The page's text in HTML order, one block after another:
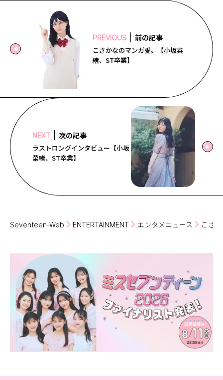
PREVIOUS 前の記事
こさかなのマンガ愛。【小坂菜
緒、ST卒業】
NEXT 次の記事
ラストロングインタビュー【小坂
菜緒、ST卒業】
Seventeen-Web ENTERTAINMENT エンタメニュース こさ